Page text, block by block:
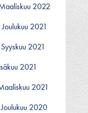
2022
Joulukuu 2021
Syyskuu 2021
2021
2021
Joulukuu 2020